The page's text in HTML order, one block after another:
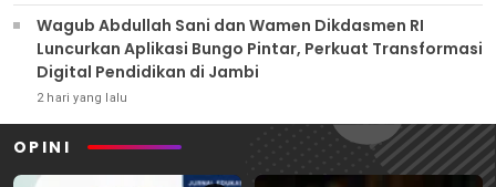
Wagub Abdullah Sani dan Wamen Dikdasmen RI
Luncurkan Aplikasi Bungo Pintar, Perkuat Transformasi
Digital Pendidikan di Jambi
2 hari yang lalu
OPINI